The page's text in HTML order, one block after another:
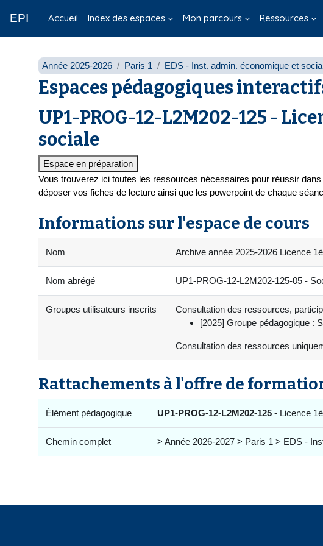
EPI Accueil Index des espaces Mon parcours Ressources
Année 2025-2026 Paris 1 EDS - Inst. admin. économique et
Espaces pédagogiques
UP1-PROG-12-L2M202-125 -
sociale
Espace en préparation
Vous trouverez ici toutes les ressources nécessaires pour réussir
déposer vos fiches de lecture ainsi que les powerpoint de chaque
Informations sur l'espace de cours
Nom Archive année 2025-2026 Licence
Nom abrégé UP1-PROG-12-L2M202-125-05 -
Groupes utilisateurs inscrits
Consultation des ressources,
[2025] Groupe pédagogique :
Consultation des ressources
Rattachements à l'offre de
Élément pédagogique UP1-PROG-12-L2M202-125 - Licence
Chemin complet > Année 2026-2027 > Paris 1 > EDS -